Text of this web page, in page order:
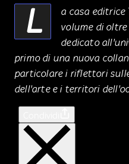
L
a casa editrice
volume di
dedicato
primo di una nuova
particolare i riflettori
dell'arte e i territori